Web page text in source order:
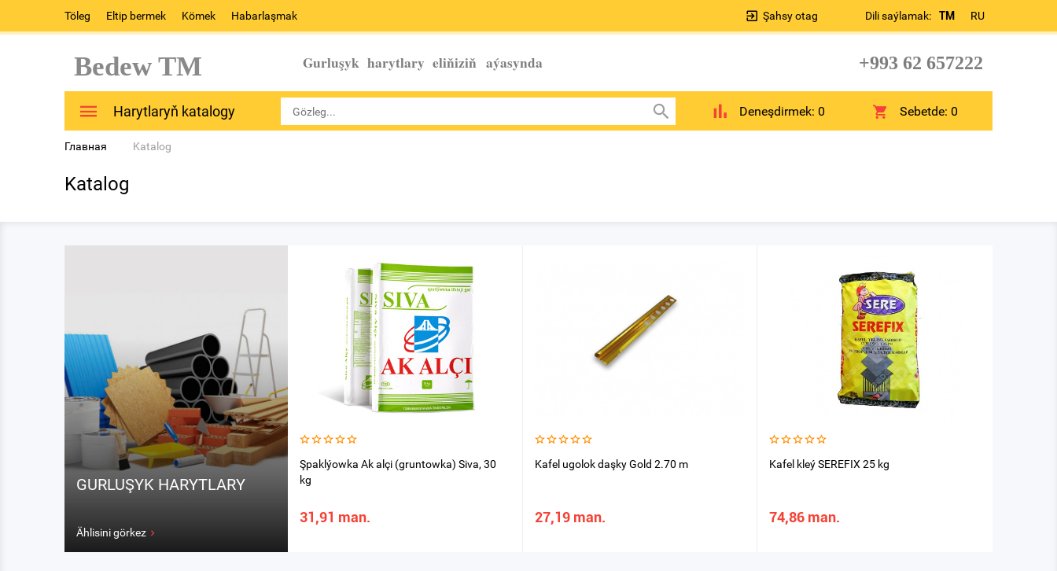
Töleg Eltip bermek Kömek Habarlaşmak Dili saýlamak: TM RU
Şahsy otag
Bedew TM Gurluşyk harytlary eliňiziň aýasynda +993 62 657222
Harytlaryň katalogy Deneşdirmek: 0 Sebetde:0
Главная Katalog
Katalog
GURLUŞYK HARYTLARY
Ählisini görkez
Şpaklýowka Ak alçi (gruntowka) Siva, 30
kg
31,91 man.
Kafel ugolok daşky Gold 2.70 m
27,19 man.
Kafel kleý SEREFIХ 25 kg
74,86 man.